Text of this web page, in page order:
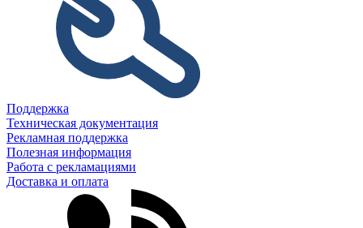
Поддержка
Техническая документация
Рекламная поддержка
Полезная информация
Работа с рекламациями
Доставка и оплата